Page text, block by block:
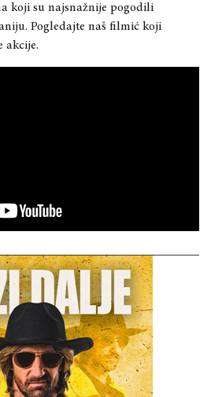
koji su najsnažnije pogodili
Pogledajte naš filmić koji
akcije.